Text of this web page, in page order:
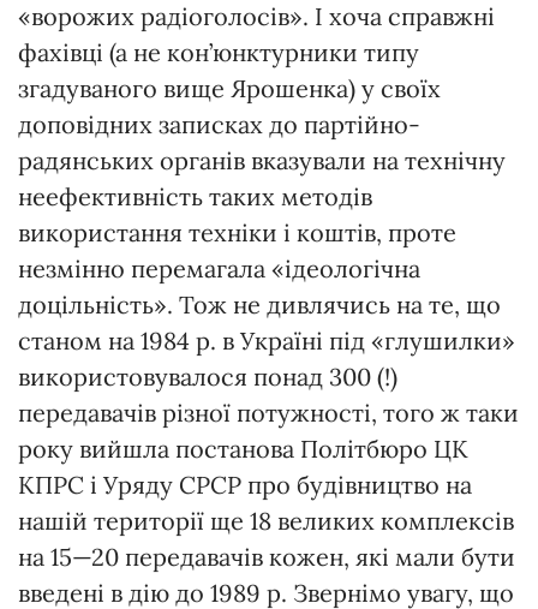
«ворожих радіоголосів». І хоча справжні
фахівці (а не кон’юнктурники типу
згадуваного вище Ярошенка) у своїх
доповідних записках до партійно-
радянських органів вказували на технічну
неефективність таких методів
використання техніки і коштів, проте
незмінно перемагала «ідеологічна
доцільність». Тож не дивлячись на те, що
станом на 1984 р. в Україні під «глушилки»
використовувалося понад 300 (!)
передавачів різної потужності, того ж таки
року вийшла постанова Політбюро ЦК
КПРС і Уряду СРСР про будівництво на
нашій території ще 18 великих комплексів
на 15—20 передавачів кожен, які мали бути
введені в дію до 1989 р. Звернімо увагу, що